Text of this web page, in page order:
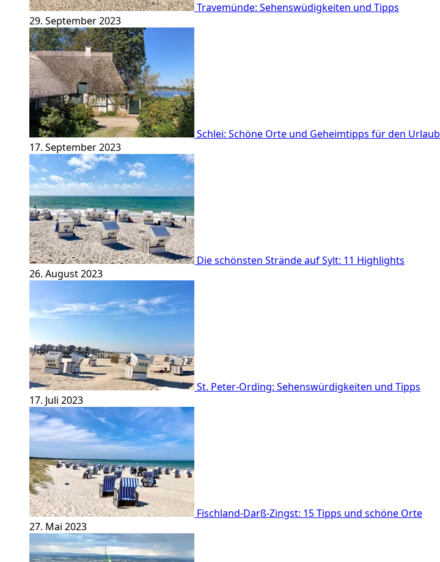
Travemünde: Sehenswüdigkeiten und Tipps
29. September 2023
Schlei: Schöne Orte und Geheimtipps für den Urlaub
17. September 2023
Die schönsten Strände auf Sylt: 11 Highlights
26. August 2023
St. Peter-Ording: Sehenswürdigkeiten und Tipps
17. Juli 2023
Fischland-Darß-Zingst: 15 Tipps und schöne Orte
27. Mai 2023